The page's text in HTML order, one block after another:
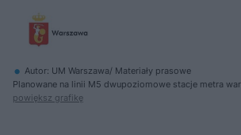
Autor: UM Warszawa/ Materiały prasowe
Planowane na linii M5 dwupoziomowe stacje metra
powiększ grafikę